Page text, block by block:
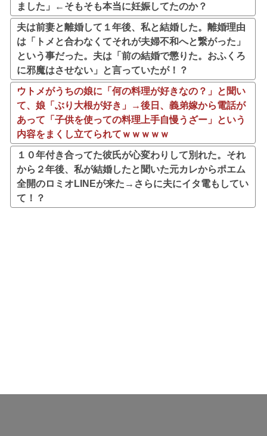
ました」←そもそも本当に妊娠してたのか？
夫は前妻と離婚して１年後、私と結婚した。離婚理由
は「トメと合わなくてそれが夫婦不和へと繋がった」
という事だった。夫は「前の結婚で懲りた。おふくろ
に邪魔はさせない」と言っていたが！？
ウトメがうちの娘に「何の料理が好きなの？」と聞い
て、娘「ぶり大根が好き」→後日、義弟嫁から電話が
あって「子供を使っての料理上手自慢うざー」という
内容をまくし立てられてｗｗｗｗｗ
１０年付き合ってた彼氏が心変わりして別れた。それ
から２年後、私が結婚したと聞いた元カレからポエム
全開のロミオLINEが来た→さらに夫にイタ電もしてい
て！？